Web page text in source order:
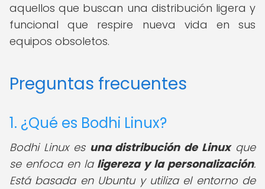
aquellos que buscan una distribución ligera y
funcional que respire nueva vida en sus
equipos obsoletos.
Preguntas frecuentes
1. ¿Qué es Bodhi Linux?
Bodhi Linux es una distribución de Linuxque
se enfoca en la ligereza y la personalización.
Está basada en Ubuntu y utiliza el entorno de